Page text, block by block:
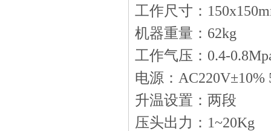
工作尺寸：
机器重量：62kg
工作气压：0.4-
电源：AC220V±10%
升温设置：两段
压头出力：1~20Kg